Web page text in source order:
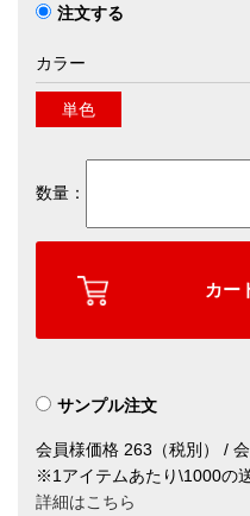
注文する
カラー
単色
数量：
サンプル注文
会員様価格 263（税別） /
※1アイテムあたり\1000の
詳細はこちら